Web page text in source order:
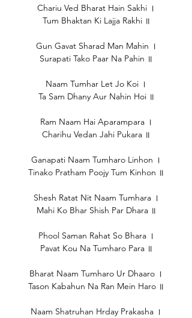
Chariu Ved Bharat Hain Sakhi ।
Tum Bhaktan Ki Lajja Rakhi ॥
Gun Gavat Sharad Man Mahin ।
Surapati Tako Paar Na Pahin ॥
Naam Tumhar Let Jo Koi ।
Ta Sam Dhany Aur Nahin Hoi ॥
Ram Naam Hai Aparampara ।
Charihu Vedan Jahi Pukara ॥
Ganapati Naam Tumharo Linhon ।
Tinako Pratham Poojy Tum Kinhon ॥
Shesh Ratat Nit Naam Tumhara ।
Mahi Ko Bhar Shish Par Dhara ॥
Phool Saman Rahat So Bhara ।
Pavat Kou Na Tumharo Para ॥
Bharat Naam Tumharo Ur Dhaaro ।
Tason Kabahun Na Ran Mein Haro ॥
Naam Shatruhan Hrday Prakasha ।